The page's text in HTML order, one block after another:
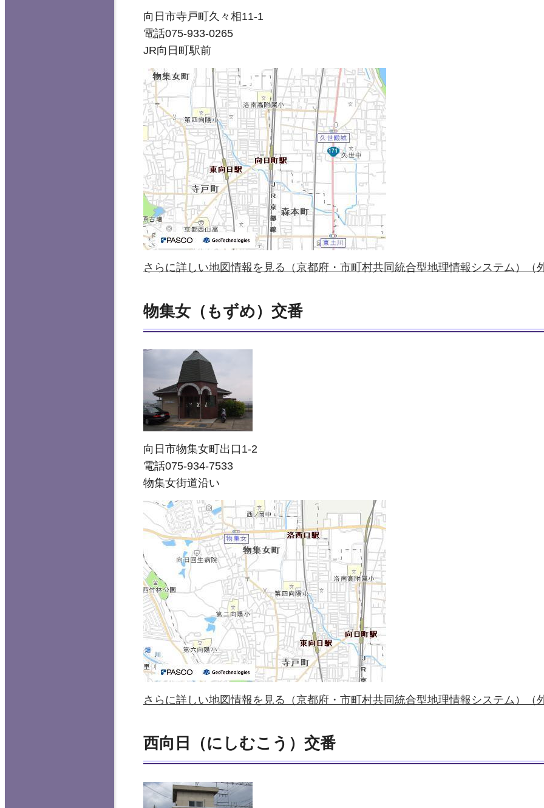
向日市寺戸町久々相11-1
電話075-933-0265
JR向日町駅前
さらに詳しい地図情報を見る（京都府・市町村共同統合型地理情報システム）（
物集女（もずめ）交番
向日市物集女町出口1-2
電話075-934-7533
物集女街道沿い
さらに詳しい地図情報を見る（京都府・市町村共同統合型地理情報システム）（
西向日（にしむこう）交番